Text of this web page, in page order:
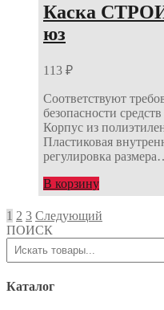
Каска
юз
113 ₽
Соответствуют
безопасности
Корпус из
Пластиковая
регулировка
В корзину
Навигация
по
записям
1 2 3 Следующий
ПОИСК
Каталог